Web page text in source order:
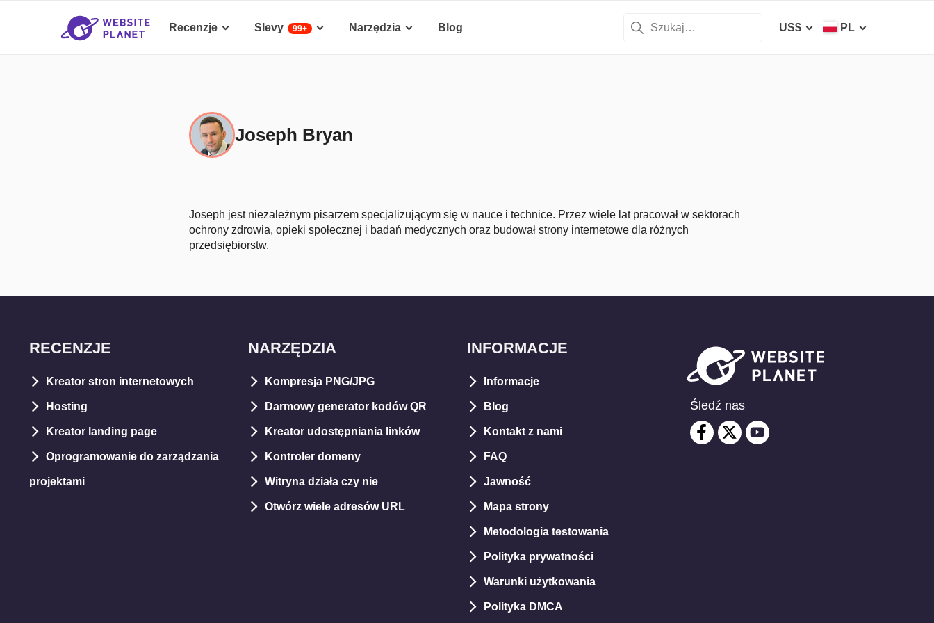
Recenzje Slevy 99+ Narzędzia Blog US$ PL
Joseph Bryan
Joseph jest niezależnym pisarzem specjalizującym się w nauce i technice. Przez wiele lat pracował w sektorach
ochrony zdrowia, opieki społecznej i badań medycznych oraz budował strony internetowe dla różnych
przedsiębiorstw.
RECENZJE
Kreator stron internetowych
Hosting
Kreator landing page
Oprogramowanie do zarządzania
projektami
NARZĘDZIA
Kompresja PNG/JPG
Darmowy generator kodów QR
Kreator udostępniania linków
Kontroler domeny
Witryna działa czy nie
Otwórz wiele adresów URL
INFORMACJE
Informacje
Blog
Kontakt z nami
FAQ
Jawność
Mapa strony
Metodologia testowania
Polityka prywatności
Warunki użytkowania
Polityka DMCA
Śledź nas